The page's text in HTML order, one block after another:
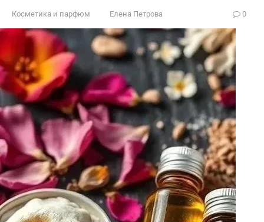
Косметика и парфюм Елена Петрова 0